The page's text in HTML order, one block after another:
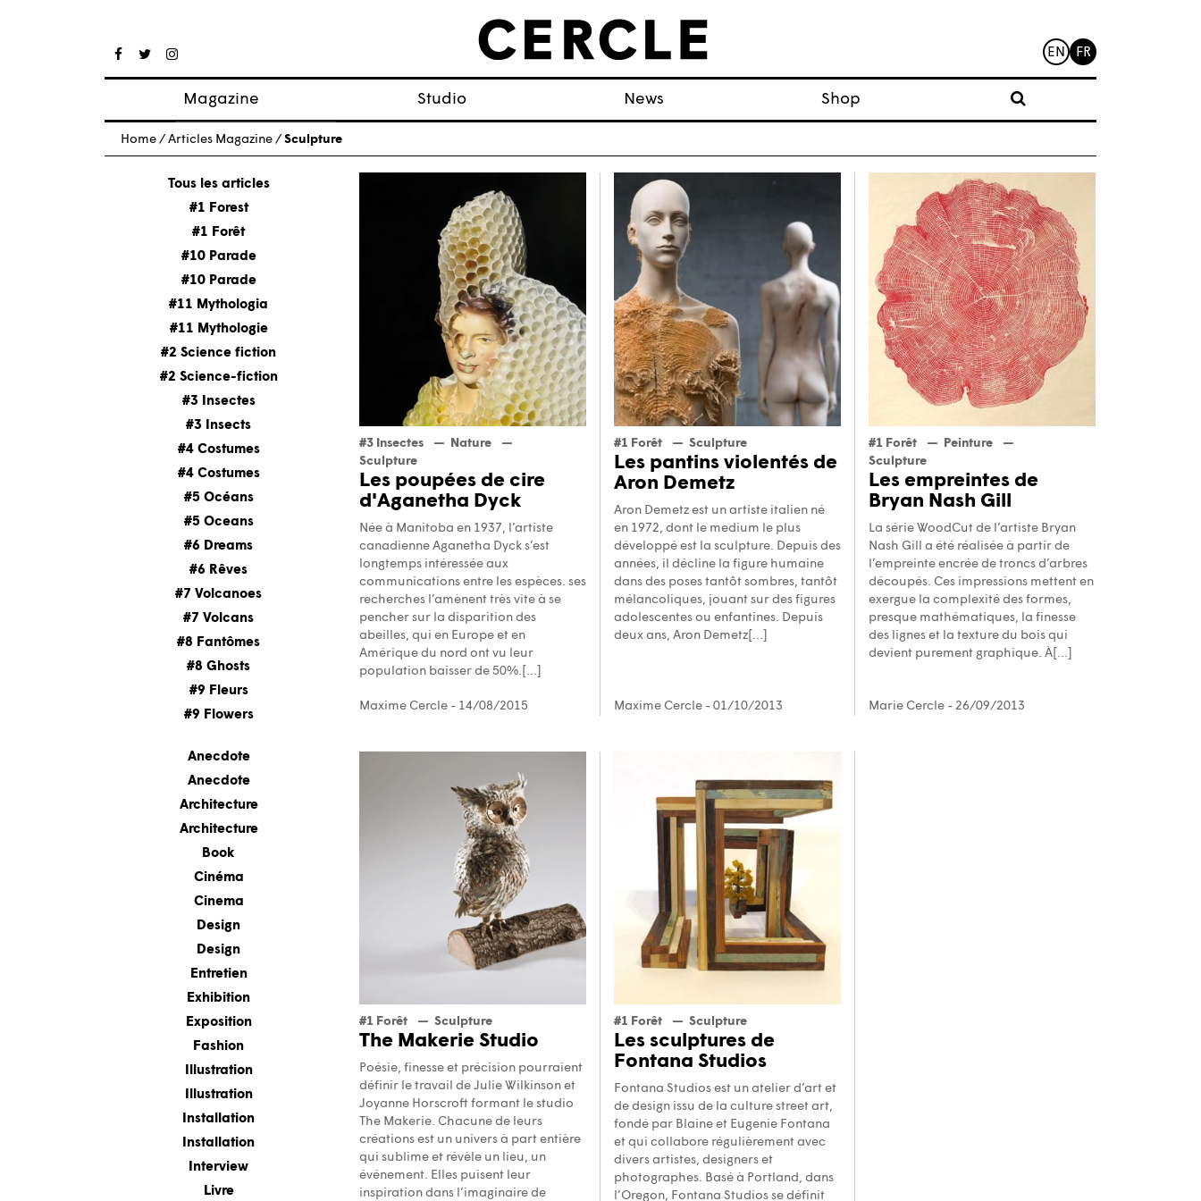
EN FR
Magazine
Articles
À propos
Numéros
Studio News Shop
Home / Articles Magazine / Sculpture
Tous les articles
#1 Forest
#1 Forêt
#10 Parade
#10 Parade
#11 Mythologia
#11 Mythologie
#2 Science fiction
#2 Science-fiction
#3 Insectes
#3 Insects
#4 Costumes
#4 Costumes
#5 Océans
#5 Oceans
#6 Dreams
#6 Rêves
#7 Volcanoes
#7 Volcans
#8 Fantômes
#8 Ghosts
#9 Fleurs
#9 Flowers
Anecdote
Anecdote
Architecture
Architecture
Book
Cinéma
Cinema
Design
Design
Entretien
Exhibition
Exposition
Fashion
Illustration
Illustration
Installation
Installation
Interview
Livre
#3 Insectes
Nature
Sculpture
Les poupées de cire
d'Aganetha Dyck
Née à Manitoba en 1937, l’artiste
canadienne Aganetha Dyck s’est
longtemps intéressée aux
communications entre les espèces. ses
recherches l’amènent très vite à se
pencher sur la disparition des
abeilles, qui en Europe et en
Amérique du nord ont vu leur
population baisser de 50%.[...]
Maxime Cercle - 14/08/2015
#1 Forêt Sculpture
Les pantins violentés de
Aron Demetz
Aron Demetz est un artiste italien né
en 1972, dont le medium le plus
développé est la sculpture. Depuis des
années, il décline la figure humaine
dans des poses tantôt sombres, tantôt
mélancoliques, jouant sur des figures
adolescentes ou enfantines. Depuis
deux ans, Aron Demetz[...]
Maxime Cercle- 01/10/2013
#1 Forêt
Peinture
Sculpture
Les empreintes de
Bryan Nash Gill
La série WoodCut de l’artiste Bryan
Nash Gill a été réalisée à partir de
l’empreinte encrée de troncs d’arbres
découpés. Ces impressions mettent en
exergue la complexité des formes,
presque mathématiques, la finesse
des lignes et la texture du bois qui
devient purement graphique. À[...]
Marie Cercle- 26/09/2013
#1 Forêt Sculpture
The Makerie Studio
Poésie, finesse et précision pourraient
définir le travail de Julie Wilkinson et
Joyanne Horscroft formant le studio
The Makerie. Chacune de leurs
créations est un univers à part entière
qui sublime et révèle un lieu, un
événement. Elles puisent leur
inspiration dans l’imaginaire de
#1 Forêt Sculpture
Les sculptures de
Fontana Studios
Fontana Studios est un atelier d’art et
de design issu de la culture street art,
fondé par Blaine et Eugenie Fontana
et qui collabore régulièrement avec
divers artistes, designers et
photographes. Basé à Portland, dans
l’Oregon, Fontana Studios se définit